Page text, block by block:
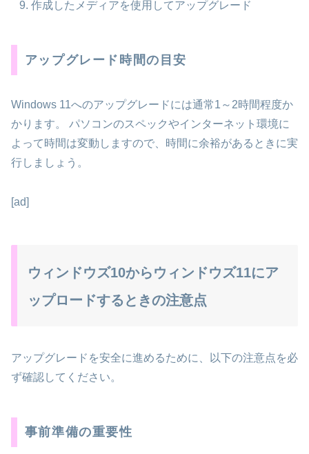
作成したメディアを使用してアップグレード
アップグレード時間の目安
Windows 11へのアップグレードには通常1～2時間程度か
かります。 パソコンのスペックやインターネット環境に
よって時間は変動しますので、時間に余裕があるときに実
行しましょう。
[ad]
ウィンドウズ10からウィンドウズ11にア
ップロードするときの注意点
アップグレードを安全に進めるために、以下の注意点を必
ず確認してください。
事前準備の重要性